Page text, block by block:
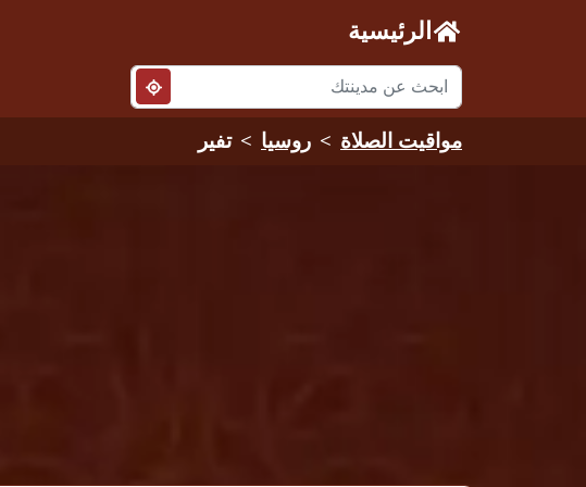
الرئيسية
مواقيت الصلاة روسيا تفير